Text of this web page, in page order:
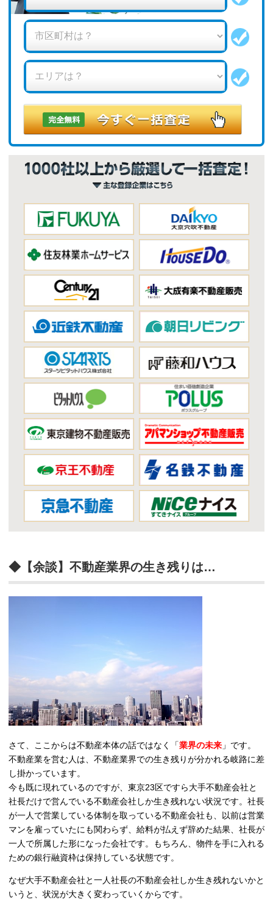
◆【余談】不動産業界の生き残りは…
さて、ここからは不動産本体の話ではなく「業界の未来 」です。
不動産業を営む人は、不動産業界での生き残りが分かれる岐路に差
し掛かっています。
今も既に現れているのですが、東京23区ですら大手不動産会社と
社長だけで営んでいる不動産会社しか生き残れない状況です。社長
が一人で営業している体制を取っている不動産会社も、以前は営業
マンを雇っていたにも関わらず、給料が払えず辞めた結果、社長が
一人で所属した形になった会社です。もちろん、物件を手に入れる
ための銀行融資枠は保持している状態です。
なぜ大手不動産会社と一人社長の不動産会社しか生き残れないかと
いうと、状況が大きく変わっていくからです。